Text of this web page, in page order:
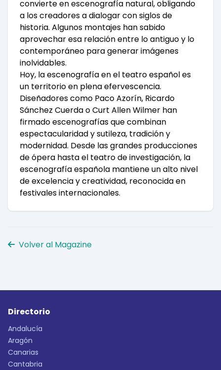
convierte en escenografía natural, obligando
a los creadores a dialogar con siglos de
historia. Algunos montajes han sabido
aprovechar esa relación entre lo antiguo y lo
contemporáneo para generar imágenes
inolvidables.
Hoy, la escenografía en el teatro español es
un territorio en plena efervescencia.
Diseñadores como Paco Azorín, Ricardo
Sánchez Cuerda o Curt Allen Wilmer han
firmado escenografías que combinan
espectacularidad y sutileza, tradición y
modernidad. Desde las grandes producciones
de ópera hasta el teatro de investigación, la
escenografía española mantiene un alto nivel
de excelencia y creatividad, reconocida en
festivales internacionales.
Volver al Magazine
Directorio
Andalucía
Aragón
Canarias
Cantabria